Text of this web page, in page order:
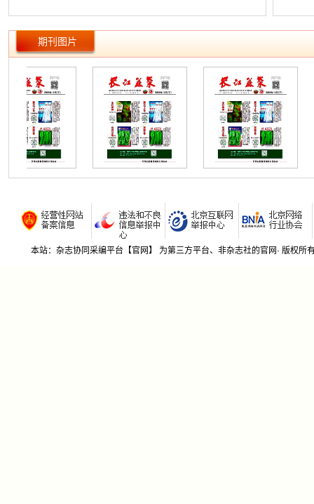
北疆机
南京地
南充地
长江流
贺佰成;
厚皮甜
曾红霞;
（本网站所公布期刊均为正规刊物，如有侵权，请及
时告知！）
本平台为期刊杂志协同采编平台，本站成立于2015
年，主要从事文化艺术交流、版权代理、期刊信息整理
发布、宣传。非杂志社官网！
本站仅为有实际合作关系的杂志期刊整理信息、快捷
组稿指导和宣传，本站致力于方便广大作者期刊查询、
分类、便捷投稿、在线答疑等。
的，请来函告知，我平台将及时删除！本平台信息来源
于网络公开信息和社里所提供的征稿函。
期刊图片
本站：杂志协同采编平台【官网】 为第三方平台、非杂志社的官网· 版权